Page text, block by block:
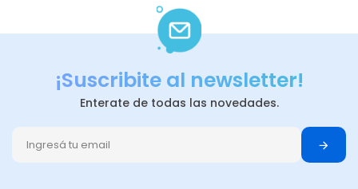
¡Suscribite al newsletter!
Enterate de todas las novedades.